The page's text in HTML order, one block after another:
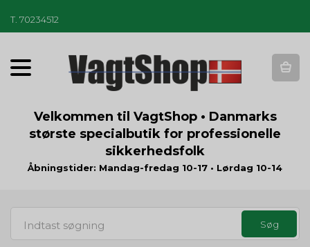
T 70234512
T
o
g
a
t
Velkommen til VagtShop • Danmarks
største specialbutik for professionelle
sikkerhedsfolk
Åbningstider: Mandag-fredag 10-17 • Lørdag 10-14